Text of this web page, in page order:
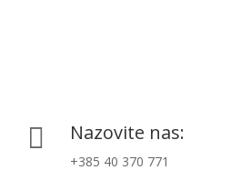
 Nazovite nas:
+385 40 370 771